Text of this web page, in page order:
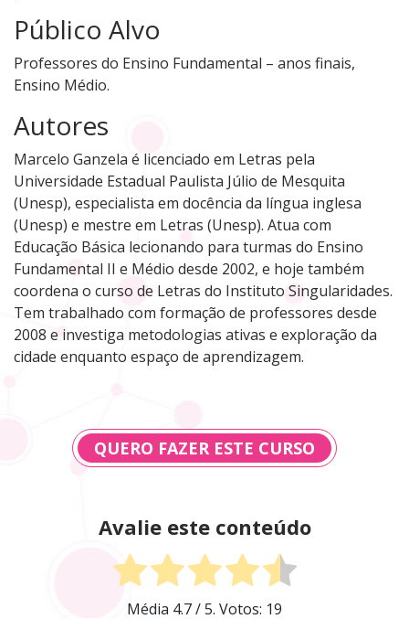
Público Alvo
Professores do Ensino Fundamental – anos finais,
Ensino Médio.
Autores
Marcelo Ganzela é licenciado em Letras pela
Universidade Estadual Paulista Júlio de Mesquita
(Unesp), especialista em docência da língua inglesa
(Unesp) e mestre em Letras (Unesp). Atua com
Educação Básica lecionando para turmas do Ensino
Fundamental II e Médio desde 2002, e hoje também
coordena o curso de Letras do Instituto Singularidades.
Tem trabalhado com formação de professores desde
2008 e investiga metodologias ativas e exploração da
cidade enquanto espaço de aprendizagem.
QUERO FAZER ESTE CURSO
Avalie este conteúdo
Média 4.7/ 5. Votos: 19